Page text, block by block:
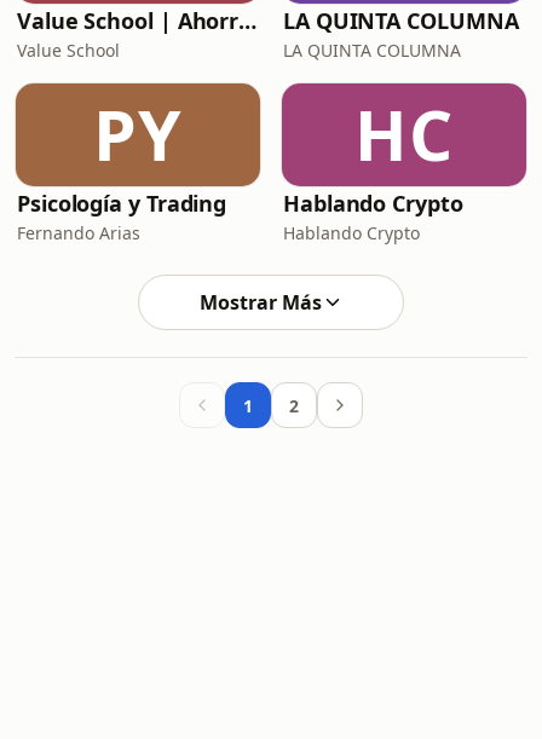
Value School | Ahorro, finanzas personales, economía, inversión y value investing
Value School
LA QUINTA COLUMNA
LA QUINTA COLUMNA
PY
Psicología y Trading
Fernando Arias
HC
Hablando Crypto
Hablando Crypto
Mostrar Más
1 2